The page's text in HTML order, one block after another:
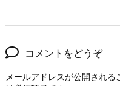
コメントをどうぞ
メールアドレスが公開される